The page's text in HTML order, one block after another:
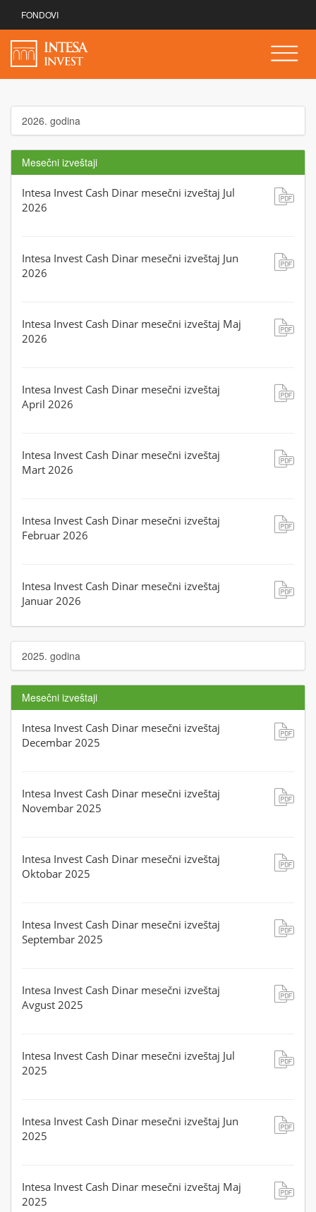
FONDOVI
2026. godina
Mesečni izveštaji
Intesa Invest Cash Dinar mesečni izveštaj Jul
2026
Intesa Invest Cash Dinar mesečni izveštaj Jun
2026
Intesa Invest Cash Dinar mesečni izveštaj Maj
2026
Intesa Invest Cash Dinar mesečni izveštaj
April 2026
Intesa Invest Cash Dinar mesečni izveštaj
Mart 2026
Intesa Invest Cash Dinar mesečni izveštaj
Februar 2026
Intesa Invest Cash Dinar mesečni izveštaj
Januar 2026
2025. godina
Mesečni izveštaji
Intesa Invest Cash Dinar mesečni izveštaj
Decembar 2025
Intesa Invest Cash Dinar mesečni izveštaj
Novembar 2025
Intesa Invest Cash Dinar mesečni izveštaj
Oktobar 2025
Intesa Invest Cash Dinar mesečni izveštaj
Septembar 2025
Intesa Invest Cash Dinar mesečni izveštaj
Avgust 2025
Intesa Invest Cash Dinar mesečni izveštaj Jul
2025
Intesa Invest Cash Dinar mesečni izveštaj Jun
2025
Intesa Invest Cash Dinar mesečni izveštaj Maj
2025